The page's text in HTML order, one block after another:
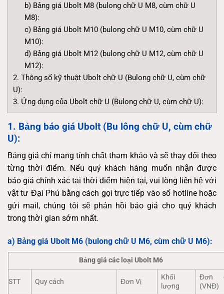
b) Bảng giá Ubolt M8 (bulong chữ U M8, cùm chữ U
M8):
c) Bảng giá Ubolt M10 (bulong chữ U M10, cùm chữ U
M10):
d) Bảng giá Ubolt M12 (bulong chữ U M12, cùm chữ U
M12):
2. Thông số kỹ thuật Ubolt chữ U (Bulong chữ U, cùm chữ
U):
3. Ứng dụng của Ubolt chữ U (Bulong chữ U, cùm chữ U):
1. Bảng báo giá Ubolt (Bu lông chữ U, cùm chữ
U):
Bảng giá chỉ mang tính chất tham khảo và sẽ thay đổi theo
từng thời điểm. Nếu quý khách hàng muốn nhận được
báo giá chính xác tại thời điểm hiện tại, vui lòng liên hệ với
vật tư Đại Phú bằng cách gọi trực tiếp vào số hotline hoặc
gửi mail, chúng tôi sẽ phản hồi báo giá cho quý khách
trong thời gian sớm nhất.
a) Bảng giá Ubolt M6 (bulong chữ U M6, cùm chữ U M6):
Bảng giá các loại Ubolt M6
STT Quy cách Đơn Vị
Khối
lượng
Đơn
(VNĐ)